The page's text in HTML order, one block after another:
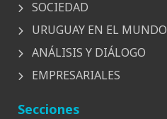
SOCIEDAD
URUGUAY EN EL MUNDO
ANÁLISIS Y DIÁLOGO
EMPRESARIALES
Secciones